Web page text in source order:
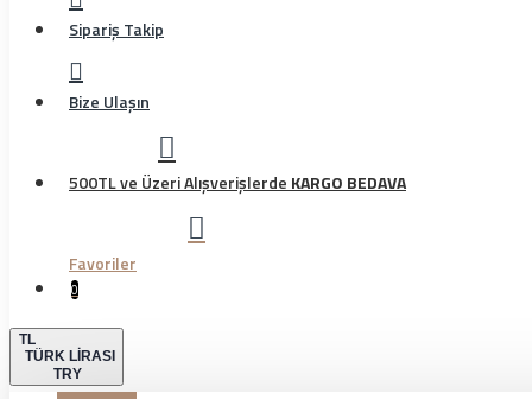
Sipariş Takip
Bize Ulaşın
500TL ve Üzeri Alışverişlerde KARGO BEDAVA
Favoriler
0
TL
TÜRK LIRASI
TRY